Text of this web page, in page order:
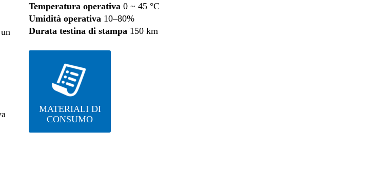
Temperatura operativa 0 ~ 45 °C
Umidità operativa 10–80%
Durata testina di stampa 150 km
MATERIALI DI
CONSUMO